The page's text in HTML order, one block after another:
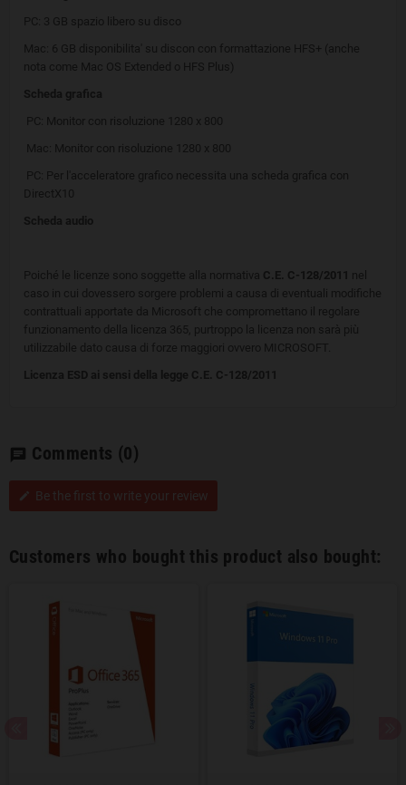
PC: 3 GB spazio libero su disco
Mac: 6 GB disponibilita' su discon con formattazione HFS+ (anche
nota come Mac OS Extended o HFS Plus)
Scheda grafica
PC: Monitor con risoluzione 1280 x 800
Mac: Monitor con risoluzione 1280 x 800
PC: Per l'acceleratore grafico necessita una scheda grafica con
DirectX10
Scheda audio
Poiché le licenze sono soggette alla normativa C.E. C-128/2011 nel
caso in cui dovessero sorgere problemi a causa di eventuali modifiche
contrattuali apportate da Microsoft che compromettano il regolare
funzionamento della licenza 365, purtroppo la licenza non sarà più
utilizzabile dato causa di forze maggiori ovvero MICROSOFT.
Licenza ESD ai sensi della legge C.E. C-128/2011
chat Comments (0)
edit Be the first to write your review
Customers who bought this product also bought: